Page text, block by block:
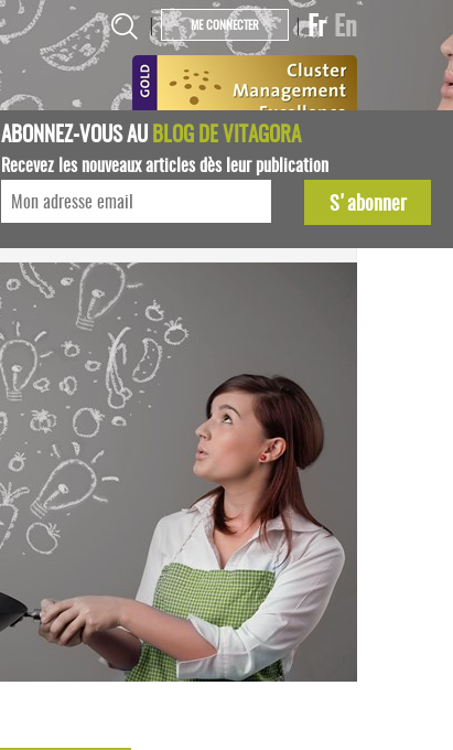
| ME CONNECTER |Fr En
START-UPS AGENDA
ABONNEZ-VOUS AUBLOG DE VITAGORA
Recevez les nouveaux articles dès leur publication